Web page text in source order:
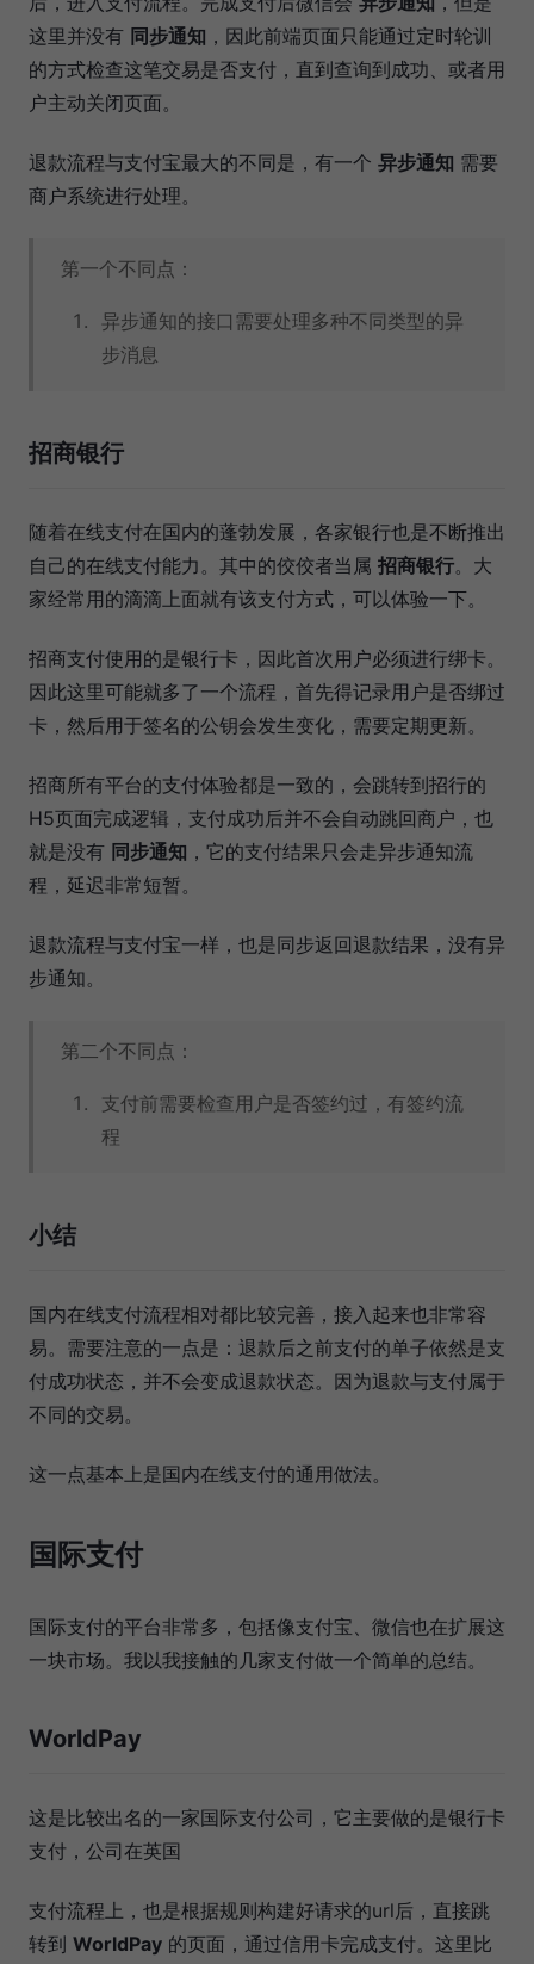
这里并没有 同步通知 ，因此前端页面只能通过定时轮训
的方式检查这笔交易是否支付，直到查询到成功、或者用
户主动关闭页面。
退款流程与支付宝最大的不同是，有一个 异步通知 需要
商户系统进行处理。
第一个不同点：
异步通知的接口需要处理多种不同类型的异
步消息
招商银行
随着在线支付在国内的蓬勃发展，各家银行也是不断推出
自己的在线支付能力。其中的佼佼者当属 招商银行。大
家经常用的滴滴上面就有该支付方式，可以体验一下。
招商支付使用的是银行卡，因此首次用户必须进行绑卡。
因此这里可能就多了一个流程，首先得记录用户是否绑过
卡，然后用于签名的公钥会发生变化，需要定期更新。
招商所有平台的支付体验都是一致的，会跳转到招行的
H5页面完成逻辑，支付成功后并不会自动跳回商户，也
就是没有 同步通知 ，它的支付结果只会走异步通知流
程，延迟非常短暂。
退款流程与支付宝一样，也是同步返回退款结果，没有异
步通知。
第二个不同点：
支付前需要检查用户是否签约过，有签约流
程
小结
国内在线支付流程相对都比较完善，接入起来也非常容
易。需要注意的一点是：退款后之前支付的单子依然是支
付成功状态，并不会变成退款状态。因为退款与支付属于
不同的交易。
这一点基本上是国内在线支付的通用做法。
国际支付
国际支付的平台非常多，包括像支付宝、微信也在扩展这
一块市场。我以我接触的几家支付做一个简单的总结。
WorldPay
这是比较出名的一家国际支付公司，它主要做的是银行卡
支付，公司在英国
支付流程上，也是根据规则构建好请求的url后，直接跳
转到 WorldPay 的页面，通过信用卡完成支付。这里比